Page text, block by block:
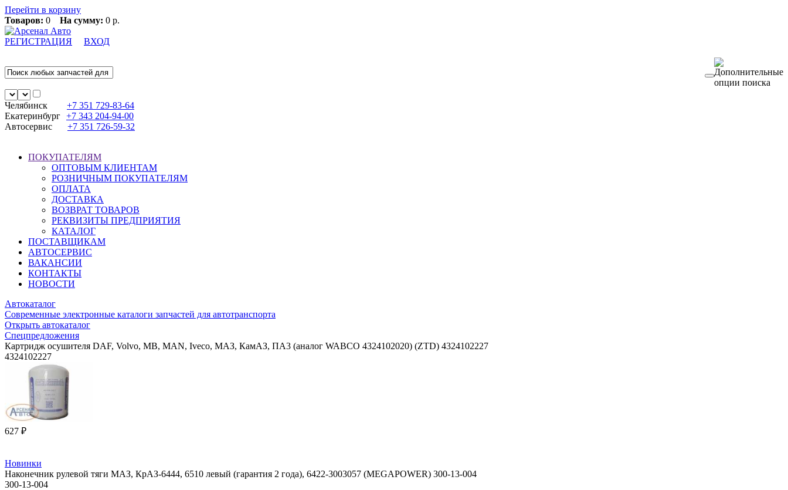
Перейти в корзину
Товаров: 0 На сумму: 0 р.
РЕГИСТРАЦИЯ ВХОД
Челябинск +7 351 729-83-64
Екатеринбург +7 343 204-94-00
Автосервис
+7 351 726-59-32
ПОКУПАТЕЛЯМ
ОПТОВЫМ КЛИЕНТАМ
РОЗНИЧНЫМ ПОКУПАТЕЛЯМ
ОПЛАТА
ДОСТАВКА
ВОЗВРАТ ТОВАРОВ
РЕКВИЗИТЫ ПРЕДПРИЯТИЯ
КАТАЛОГ
ПОСТАВЩИКАМ
АВТОСЕРВИС
ВАКАНСИИ
КОНТАКТЫ
НОВОСТИ
Автокаталог
Современные электронные каталоги запчастей для автотранспорта
Открыть автокаталог
Спецпредложения
Картридж осушителя DAF, Volvo, MB, MAN, Iveco, МАЗ, КамАЗ, ПА3 (аналог WABCO 4324102020) (ZTD) 4324102227
4324102227
627 ₽
Новинки
Наконечник рулевой тяги МАЗ, КрАЗ-6444, 6510 левый (гарантия 2 года), 6422-3003057 (MEGAPOWER) 300-13-004
300-13-004